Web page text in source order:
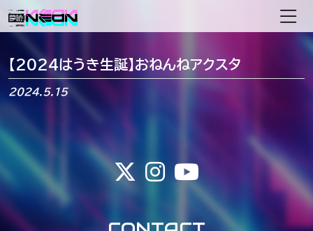
メインナビゲーション
【2024はうき生誕】おねんねアクスタ
2024.5.15